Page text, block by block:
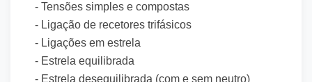
- Tensões simples e compostas
- Ligação de recetores trifásicos
- Ligações em estrela
- Estrela equilibrada
- Estrela desequilibrada (com e sem neutro)